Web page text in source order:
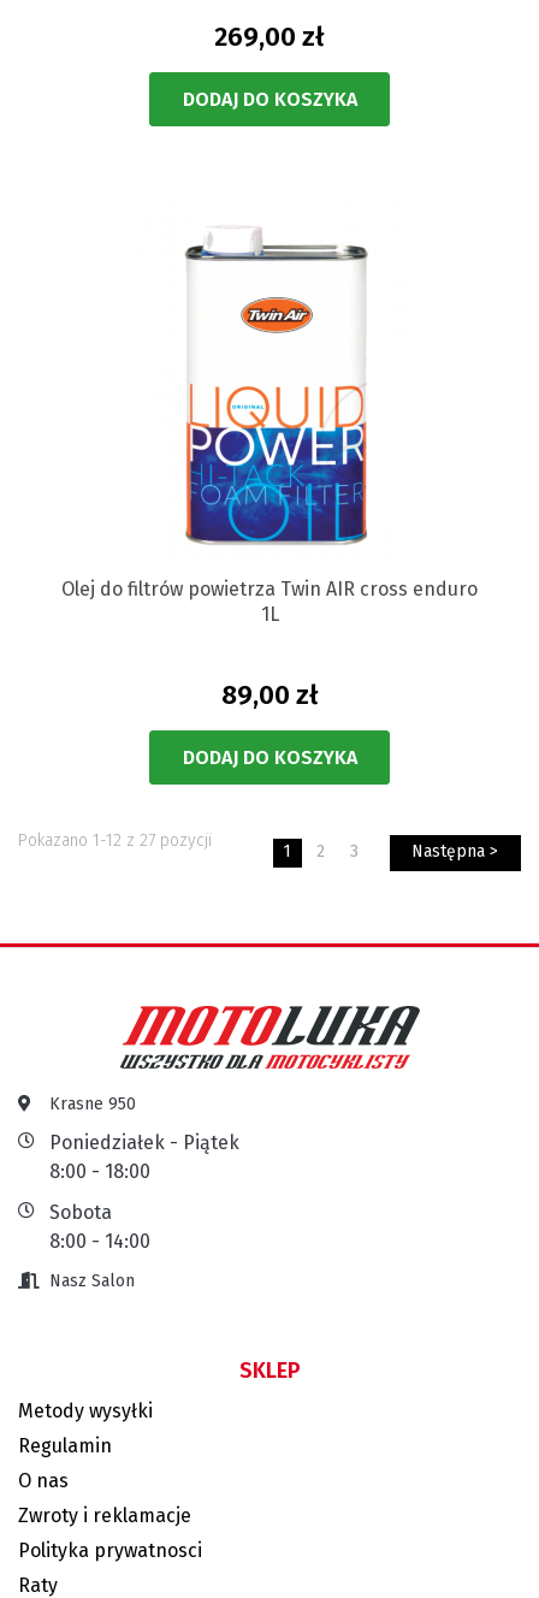
269,00 zł
DODAJ DO KOSZYKA
Olej do filtrów powietrza Twin AIR cross enduro
1L
89,00 zł
DODAJ DO KOSZYKA
Pokazano 1-12 z 27 pozycji
1 2 3 Następna >
Krasne 950
Poniedziałek - Piątek
8:00 - 18:00
Sobota
8:00 - 14:00
Nasz Salon
SKLEP
Metody wysyłki
Regulamin
O nas
Zwroty i reklamacje
Polityka prywatnosci
Raty